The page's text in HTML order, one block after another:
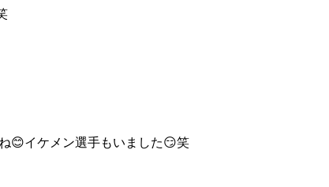
😊イケメン選手もいました😏笑